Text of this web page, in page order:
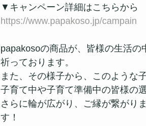
▼キャンペーン詳細はこちらから
https://www.papakoso.jp/campain
papakosoの商品が、皆様の生活
祈っております。
また、その様子から、このような
子育て中や子育て準備中の皆様の
さらに輪が広がり、ご縁が繋がり
す！